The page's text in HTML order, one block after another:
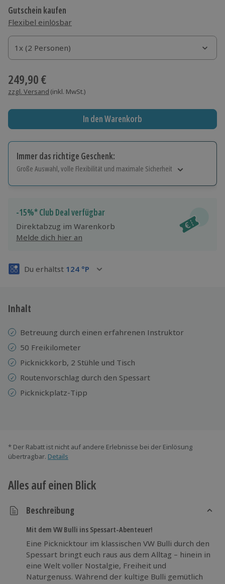
Gutschein kaufen
Flexibel einlösbar
1x (2 Personen)
1x (2 Personen)
1x (2 Personen)
249,90 €
zzgl. Versand (inkl. MwSt.)
In den Warenkorb
Immer das richtige Geschenk:
Große Auswahl, volle Flexibilität und maximale Sicherheit
Jeder Gutschein für alle Erlebnisse einlösbar.
Maximale Sicherheit
3 Jahre gültig & verlängerbar.
-15%* Club Deal verfügbar
Direktabzug im Warenkorb
Melde dich hier an
Du erhältst 124 °P
Inhalt
Betreuung durch einen erfahrenen Instruktor
50 Freikilometer
Picknickkorb, 2 Stühle und Tisch
Routenvorschlag durch den Spessart
Picknickplatz-Tipp
* Der Rabatt ist nicht auf andere Erlebnisse bei der Einlösung
übertragbar. Details
Alles auf einen Blick
Beschreibung
Mit dem VW Bulli ins Spessart-Abenteuer!
Eine Picknicktour im klassischen VW Bulli durch den
Spessart bringt euch raus aus dem Alltag – hinein in
eine Welt voller Nostalgie, Freiheit und
Naturgenuss. Während der kultige Bulli gemütlich